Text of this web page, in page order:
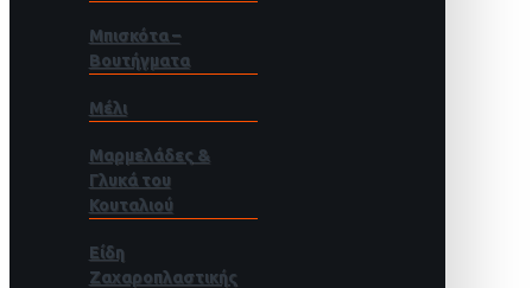
Μπισκότα –
Βουτήγματα
Μέλι
Μαρμελάδες &
Γλυκά του
Κουταλιού
Είδη
Ζαχαροπλαστικής